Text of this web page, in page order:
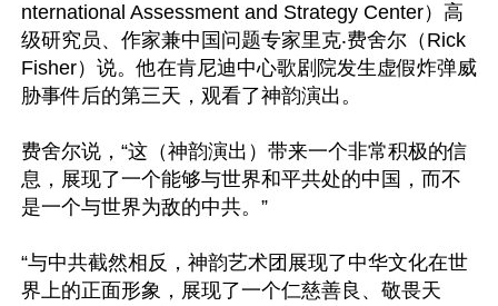
nternational Assessment and Strategy Center）高
级研究员、作家兼中国问题专家里克‧费舍尔（Rick
Fisher）说。他在肯尼迪中心歌剧院发生虚假炸弹威
胁事件后的第三天，观看了神韵演出。
费舍尔说，“这（神韵演出）带来一个非常积极的信
息，展现了一个能够与世界和平共处的中国，而不
是一个与世界为敌的中共。”
“与中共截然相反，神韵艺术团展现了中华文化在世
界上的正面形象，展现了一个仁慈善良、敬畏天